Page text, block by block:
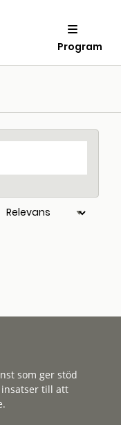
Program
som ger stöd
till att